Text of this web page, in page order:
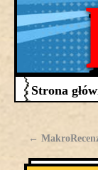
Strona
←